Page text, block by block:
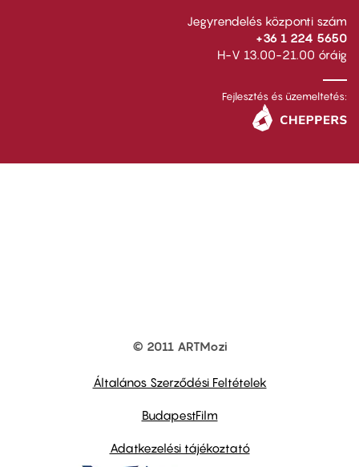
Jegyrendelés központi szám
+36 1 224 5650
H-V 13.00-21.00 óráig
Fejlesztés és üzemeltetés:
© 2011 ARTMozi
Általános Szerződési Feltételek
BudapestFilm
Adatkezelési tájékoztató